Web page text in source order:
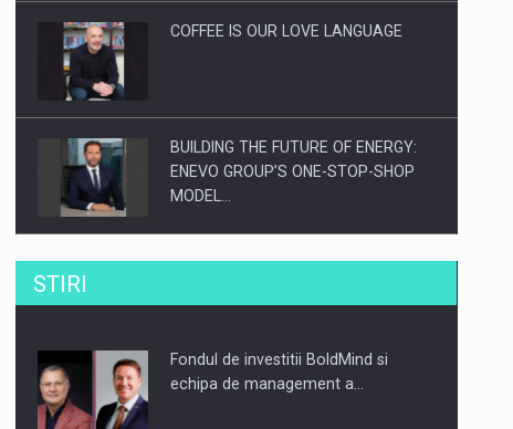
COFFEE IS OUR LOVE LANGUAGE
BUILDING THE FUTURE OF ENERGY:
ENEVO GROUP’S ONE-STOP-SHOP
MODEL…
ROOTED IN ROMANIA, BUILT TO
PUTTING ROMANIAN CORPORATE
STIRI
Fondul de investitii BoldMind si
echipa de management a…